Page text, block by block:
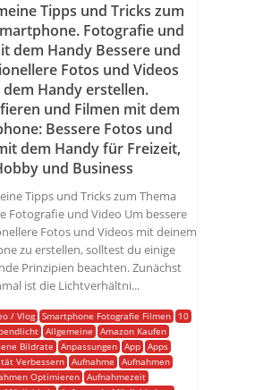
Tipps und Tricks zum
Fotografie und
dem Handy Bessere und
Fotos und Videos
Handy erstellen.
und Filmen mit dem
Bessere Fotos und
dem Handy für Freizeit,
und Business
Tipps und Tricks zum Thema
Fotografie und Video Um bessere
Fotos und Videos mit deinem
zu erstellen, solltest du einige
Prinzipien beachten. Zunächst
ist die Lichtverhältni...
/ Vlog Smartphone Fotografie Filmen
10
Allgemeine
Amazon Kaufen
Bildrate
Anpassungen App
Apps
Verbessern Aufnahme
Aufnahmen
Optimieren Aufnahmezeit